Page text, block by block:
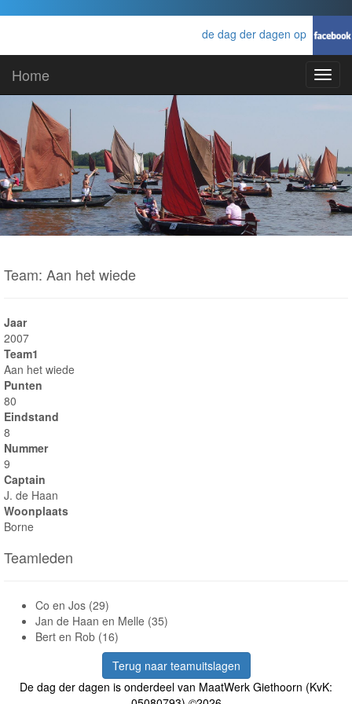
de dag der dagen op
Home
Team: Aan het wiede
Jaar
2007
Team1
Aan het wiede
Punten
80
Eindstand
8
Nummer
9
Captain
J. de Haan
Woonplaats
Borne
Teamleden
Co en Jos (29)
Jan de Haan en Melle (35)
Bert en Rob (16)
Terug naar teamuitslagen
De dag der dagen is onderdeel van MaatWerk Giethoorn (KvK: